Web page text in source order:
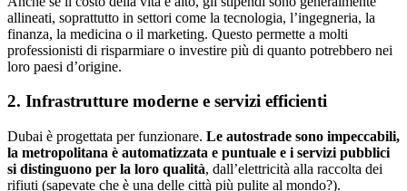
allineati, soprattutto in settori come la tecnologia, l’ingegneria, la
finanza, la medicina o il marketing. Questo permette a molti
professionisti di risparmiare o investire più di quanto potrebbero nei
loro paesi d’origine.
2. Infrastrutture moderne e servizi efficienti
Dubai è progettata per funzionare. Le autostrade sono impeccabili,
la metropolitana è automatizzata e puntuale e i servizi pubblici
si distinguono per la loro qualità, dall’elettricità alla raccolta dei
rifiuti (sapevate che è una delle città più pulite al mondo?).